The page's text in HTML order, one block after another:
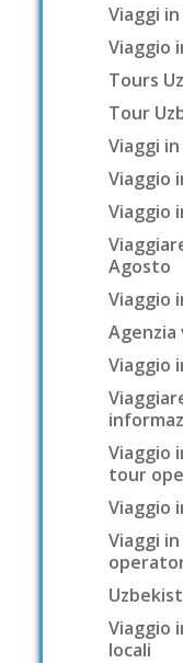
Viaggi
Viaggio
Tours
Tour
Viaggi
Viaggio
Viaggio
Agosto
Viaggio
Agenzia
Viaggio
Viaggio
tour
Viaggio
Viaggi
Viaggio
locali